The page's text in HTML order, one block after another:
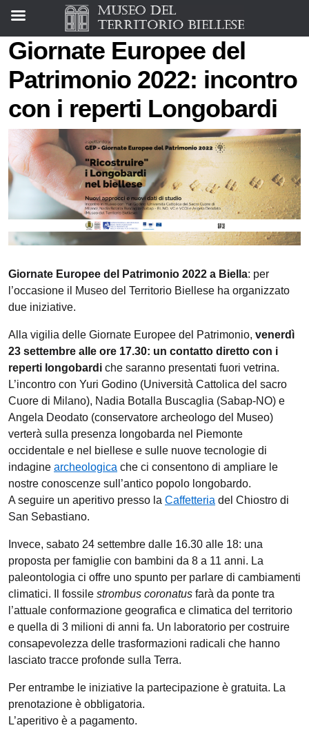
Giornate Europee del
Patrimonio 2022: incontro
con i reperti Longobardi
Giornate Europee del Patrimonio 2022 a Biella: per
l’occasione il Museo del Territorio Biellese ha organizzato
due iniziative.
Alla vigilia delle Giornate Europee del Patrimonio, venerdì
23 settembre alle ore 17.30: un contatto diretto con i
reperti longobardi che saranno presentati fuori vetrina.
L’incontro con Yuri Godino (Università Cattolica del sacro
Cuore di Milano), Nadia Botalla Buscaglia (Sabap-NO) e
Angela Deodato (conservatore archeologo del Museo)
verterà sulla presenza longobarda nel Piemonte
occidentale e nel biellese e sulle nuove tecnologie di
indagine archeologica che ci consentono di ampliare le
nostre conoscenze sull’antico popolo longobardo.
A seguire un aperitivo presso la Caffetteria del Chiostro di
San Sebastiano.
Invece, sabato 24 settembre dalle 16.30 alle 18: una
proposta per famiglie con bambini da 8 a 11 anni. La
paleontologia ci offre uno spunto per parlare di cambiamenti
climatici. Il fossile strombus coronatus farà da ponte tra
l’attuale conformazione geografica e climatica del territorio
e quella di 3 milioni di anni fa. Un laboratorio per costruire
consapevolezza delle trasformazioni radicali che hanno
lasciato tracce profonde sulla Terra.
Per entrambe le iniziative la partecipazione è gratuita. La
prenotazione è obbligatoria.
L’aperitivo è a pagamento.